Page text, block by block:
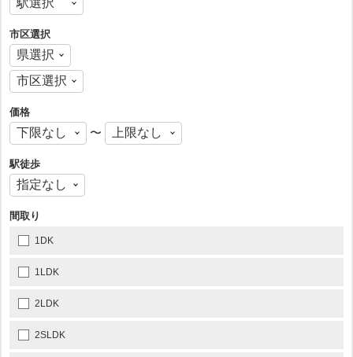
市区選択
価格
〜
駅徒歩
間取り
1DK
1LDK
2LDK
2SLDK